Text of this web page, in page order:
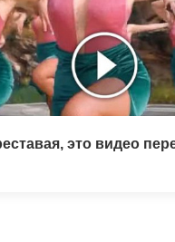
это видео